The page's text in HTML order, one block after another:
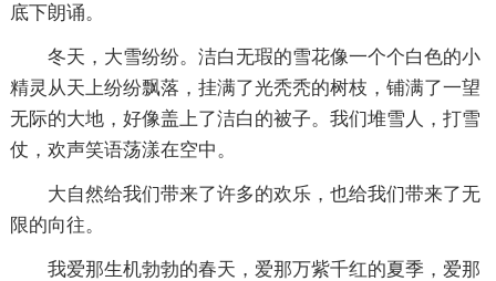
底下朗诵。
冬天，大雪纷纷。洁白无瑕的雪花像一个个白色的小
精灵从天上纷纷飘落，挂满了光秃秃的树枝，铺满了一望
无际的大地，好像盖上了洁白的被子。我们堆雪人，打雪
仗，欢声笑语荡漾在空中。
大自然给我们带来了许多的欢乐，也给我们带来了无
限的向往。
我爱那生机勃勃的春天，爱那万紫千红的夏季，爱那